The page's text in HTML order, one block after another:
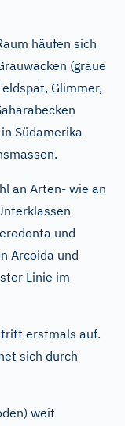
häufen sich
(graue
Glimmer,
Südamerika
an Arten- wie an
und
Arcoida und
Linie im
erstmals auf.
sich durch
weit